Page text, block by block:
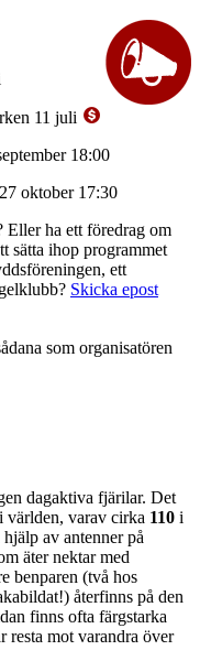
11 juli
18:00
oktober 17:30
ha ett föredrag om
sätta ihop programmet
ett
Skicka epost
som organisatören
dagaktiva fjärilar. Det
världen, varav cirka 110 i
av antenner på
äter nektar med
benparen (två hos
återfinns på den
finns ofta färgstarka
resta mot varandra över